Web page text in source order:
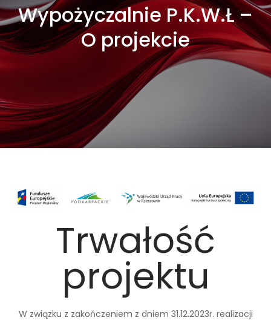
Wypożyczalnie P.K.W.Ł –
O projekcie
Trwałość
projektu
W związku z zakończeniem z dniem 31.12.2023r. realizacji